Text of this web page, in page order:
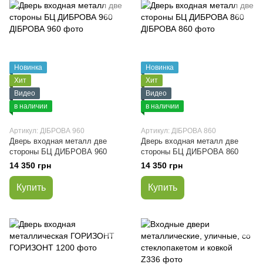
Новинка
Хит
Видео
в наличии
Артикул: ДІБРОВА 960
Дверь входная металл две
стороны БЦ ДИБРОВА 960
14 350 грн
Купить
Новинка
Хит
Видео
в наличии
Артикул: ДІБРОВА 860
Дверь входная металл две
стороны БЦ ДИБРОВА 860
14 350 грн
Купить